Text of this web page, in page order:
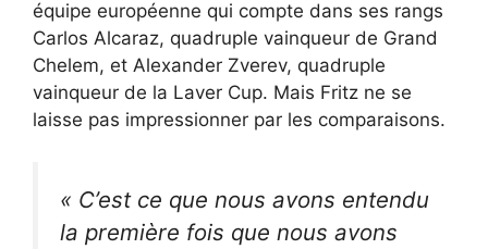
équipe européenne qui compte dans ses rangs
Carlos Alcaraz, quadruple vainqueur de Grand
Chelem, et Alexander Zverev, quadruple
vainqueur de la Laver Cup. Mais Fritz ne se
laisse pas impressionner par les comparaisons.
« C’est ce que nous avons entendu
la première fois que nous avons